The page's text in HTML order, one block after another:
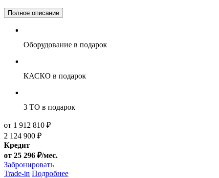
Полное описание
Оборудование в подарок
КАСКО в подарок
3 ТО в подарок
от 1 912 810 ₽
2 124 900 ₽
Кредит
от 25 296 ₽/мес.
Забронировать
Trade-in Подробнее